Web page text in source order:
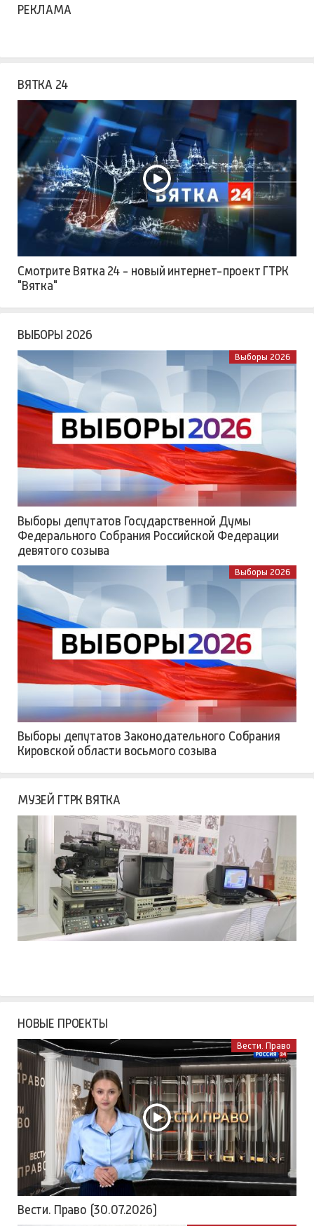
РЕКЛАМА
ВЯТКА 24
Смотрите Вятка 24 - новый интернет-проект ГТРК
"Вятка"
ВЫБОРЫ 2026
Выборы 2026
Выборы депутатов Государственной Думы
Федерального Собрания Российской Федерации
девятого созыва
Выборы 2026
Выборы депутатов Законодательного Собрания
Кировской области восьмого созыва
МУЗЕЙ ГТРК ВЯТКА
НОВЫЕ ПРОЕКТЫ
Вести. Право
Вести. Право (30.07.2026)